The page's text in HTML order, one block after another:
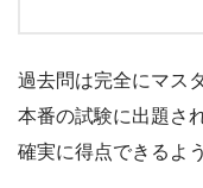
過去問は完全にマス
本番の試験に出題さ
確実に得点できるよ